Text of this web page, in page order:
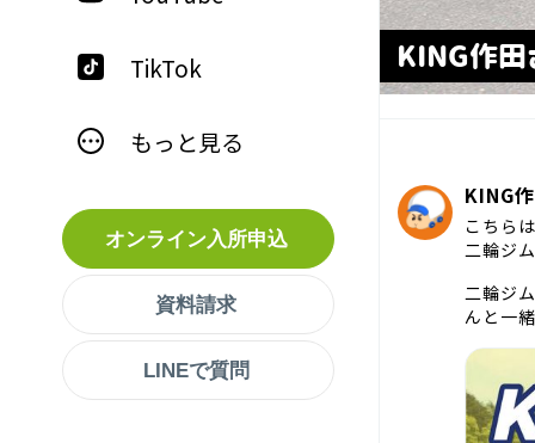
TikTok
もっと見る
オンライン入所申込
資料請求
LINEで質問
KING作田
KING
こちら
二輪ジ
二輪ジ
んと一